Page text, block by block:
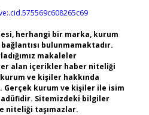
herhangi bir marka, kurum
bulunmamaktadır.
makaleler
alan içerikler haber niteliği
ve kişiler hakkında
Gerçek kurum ve kişiler ile isim
Sitemizdeki bilgiler
niteliği taşımazlar.